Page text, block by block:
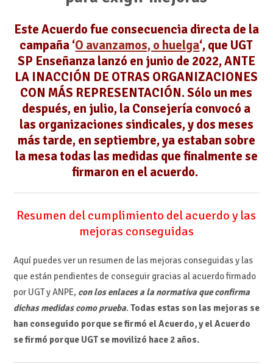
Este Acuerdo fue consecuencia directa de la
campaña ‘O avanzamos, o huelga‘, que UGT
SP Enseñanza lanzó en junio de 2022, ANTE
LA INACCIÓN DE OTRAS ORGANIZACIONES
CON MÁS REPRESENTACIÓN. Sólo un mes
después, en julio, la Consejería convocó a
las organizaciones sindicales, y dos meses
más tarde, en septiembre, ya estaban sobre
la mesa todas las medidas que finalmente se
firmaron en el acuerdo.
Resumen del cumplimiento del acuerdo y las
mejoras conseguidas
Aquí puedes ver un resumen de las mejoras conseguidas y las
que están pendientes de conseguir gracias al acuerdo firmado
por UGT y ANPE, con los enlaces a la normativa que confirma
dichas medidas como prueba. Todas estas son las mejoras se
han conseguido porque se firmó el Acuerdo, y el Acuerdo
se firmó porque UGT se movilizó hace 2 años.